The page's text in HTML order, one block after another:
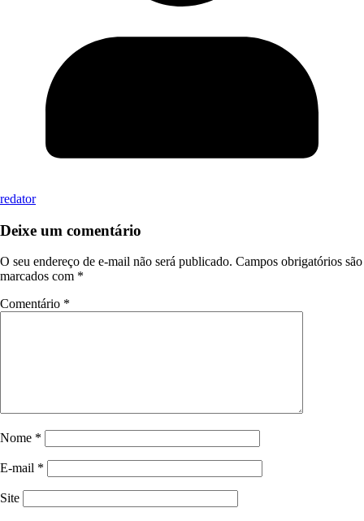
redator
Deixe um comentário
O seu endereço de e-mail não será publicado. Campos obrigatórios são
marcados com *
Comentário *
Nome *
E-mail *
Site